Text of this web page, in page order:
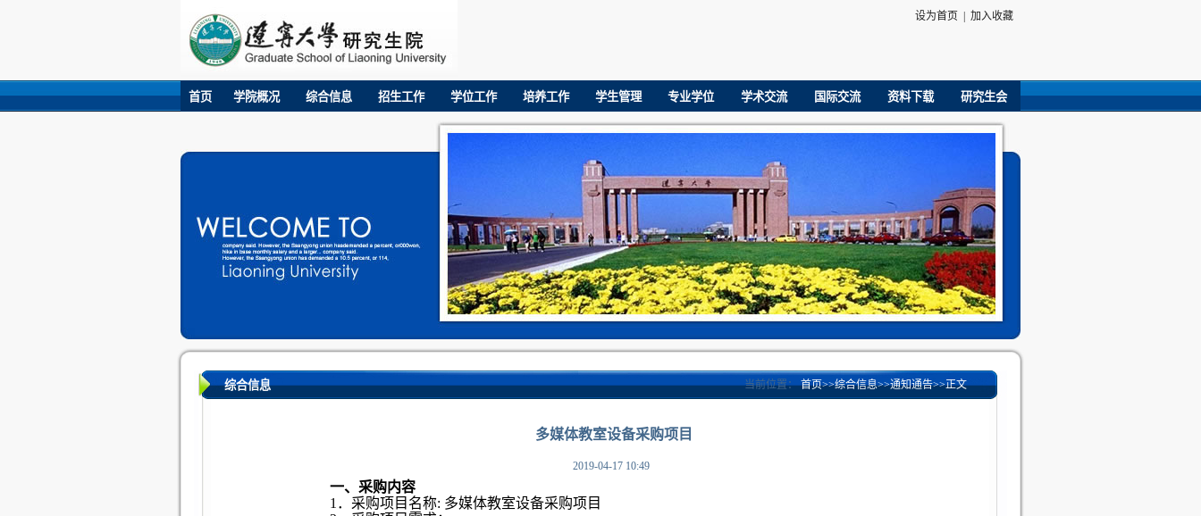
设为首页 加入收藏
首页 学院概况 综合信息 招生工作 学位工作 培养工作 学生管理 专业学位 学术交流 国际交流 资料下载 研究生会
综合信息 当前位置：首页>>综合信息>>通知通告>>正文
多媒体教室设备采购项目
2019-04-17 10:49
一、采购内容
1 ．采购项目名称: 多媒体教室设备采购项目